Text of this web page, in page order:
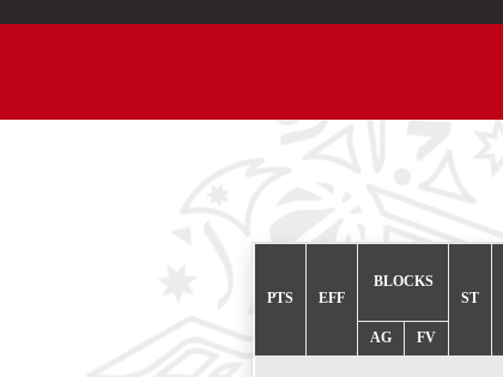
ST
BLOCKS
EFF
PTS
FV
AG